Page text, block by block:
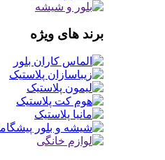
برند های ویژه